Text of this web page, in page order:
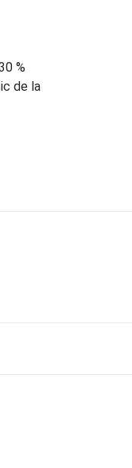
%
de la